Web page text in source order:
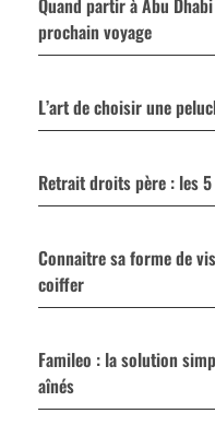
prochain voyage
L’art de choisir une
Retrait droits père : les
Connaitre sa forme de
coiffer
Famileo : la solution
aînés